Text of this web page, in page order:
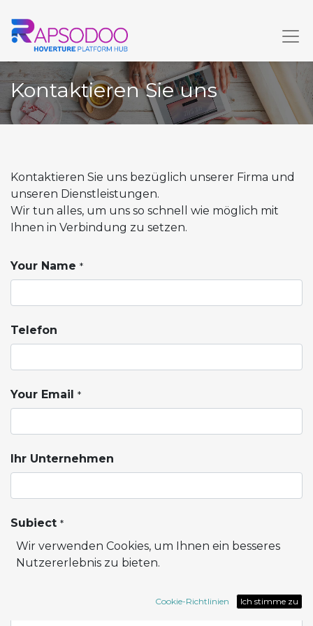
Kontaktieren Sie uns
Kontaktieren Sie uns bezüglich unserer Firma und
unseren Dienstleistungen.
Wir tun alles, um uns so schnell wie möglich mit
Ihnen in Verbindung zu setzen.
Your Name *
Telefon
Your Email *
Ihr Unternehmen
Subject *
Wir verwenden Cookies, um Ihnen ein besseres
Nutzererlebnis zu bieten.
Cookie-Richtlinien Ich stimme zu